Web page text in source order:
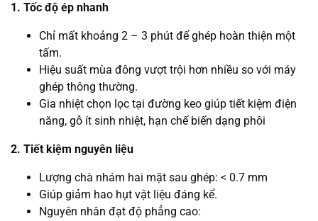
1. Tốc độ ép nhanh
Chỉ mất khoảng 2 – 3 phút để ghép hoàn thiện một
tấm.
Hiệu suất mùa đông vượt trội hơn nhiều so với máy
ghép thông thường.
Gia nhiệt chọn lọc tại đường keo giúp tiết kiệm điện
năng, gỗ ít sinh nhiệt, hạn chế biến dạng phôi
2. Tiết kiệm nguyên liệu
Lượng chà nhám hai mặt sau ghép: < 0.7 mm
Giúp giảm hao hụt vật liệu đáng kể.
Nguyên nhân đạt độ phẳng cao: